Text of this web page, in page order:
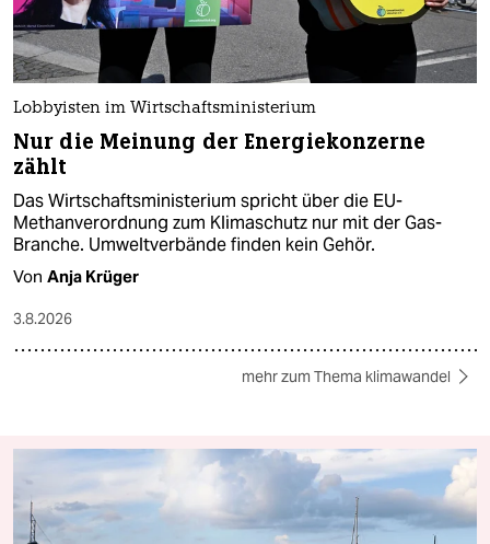
Lobbyisten im Wirtschaftsministerium
Nur die Meinung der Energiekonzerne
zählt
Das Wirtschaftsministerium spricht über die EU-
Methanverordnung zum Klimaschutz nur mit der Gas-
Branche. Umweltverbände finden kein Gehör.
Von Anja Krüger
3.8.2026
mehr zum Thema klimawandel